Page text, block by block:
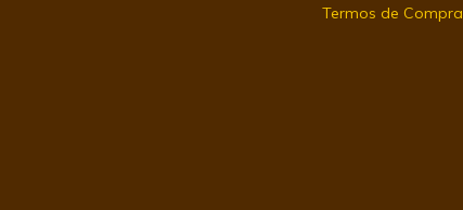
Termos de Compra